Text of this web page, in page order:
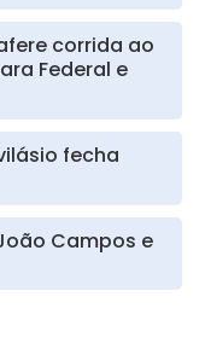
corrida ao
Federal e
fecha
Campos e